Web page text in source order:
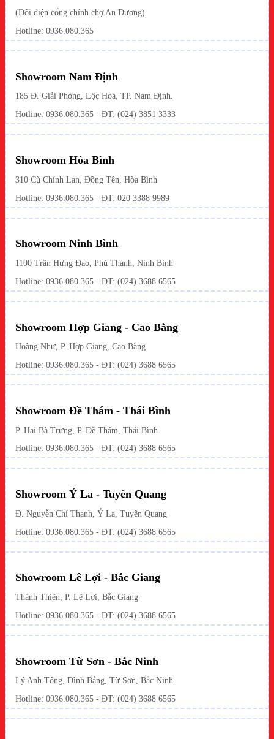
(Đối diện cổng chính chợ An Dương)
Hotline: 0936.080.365
Showroom Nam Định
185 Đ. Giải Phóng, Lộc Hoà, TP. Nam Định.
Hotline: 0936.080.365 - ĐT: (024) 3851 3333
Showroom Hòa Bình
310 Cù Chính Lan, Đồng Tên, Hòa Bình
Hotline: 0936.080.365 - ĐT: 020 3388 9989
Showroom Ninh Bình
1100 Trần Hưng Đạo, Phú Thành, Ninh Bình
Hotline: 0936.080.365 - ĐT: (024) 3688 6565
Showroom Hợp Giang - Cao Bằng
Hoàng Như, P. Hợp Giang, Cao Bằng
Hotline: 0936.080.365 - ĐT: (024) 3688 6565
Showroom Đề Thám - Thái Bình
P. Hai Bà Trưng, P. Đề Thám, Thái Bình
Hotline: 0936.080.365 - ĐT: (024) 3688 6565
Showroom Ỷ La - Tuyên Quang
Đ. Nguyễn Chí Thanh, Ỷ La, Tuyên Quang
Hotline: 0936.080.365 - ĐT: (024) 3688 6565
Showroom Lê Lợi - Bắc Giang
Thánh Thiên, P. Lê Lợi, Bắc Giang
Hotline: 0936.080.365 - ĐT: (024) 3688 6565
Showroom Từ Sơn - Bắc Ninh
Lý Anh Tông, Đình Bảng, Từ Sơn, Bắc Ninh
Hotline: 0936.080.365 - ĐT: (024) 3688 6565